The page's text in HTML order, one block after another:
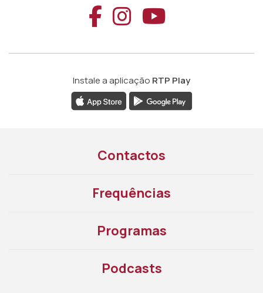
Aceder ao
Aceder ao
Aceder
Instale a aplicação RTP Play
Contactos
Frequências
Programas
Podcasts